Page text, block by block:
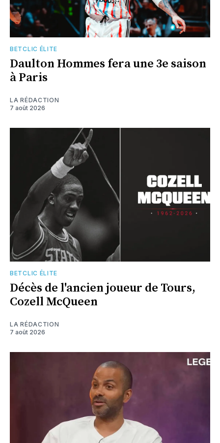
BETCLIC ÉLITE
Daulton Hommes fera une 3e saison
à Paris
LA RÉDACTION
7 août 2026
BETCLIC ÉLITE
Décès de l'ancien joueur de Tours,
Cozell McQueen
LA RÉDACTION
7 août 2026